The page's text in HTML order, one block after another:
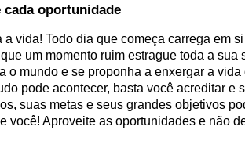
cada oportunidade
a vida! Todo dia que começa carrega em
um momento ruim estrague toda a sua
o mundo e se proponha a enxergar a
pode acontecer, basta você acreditar e
suas metas e seus grandes objetivos
você! Aproveite as oportunidades e não